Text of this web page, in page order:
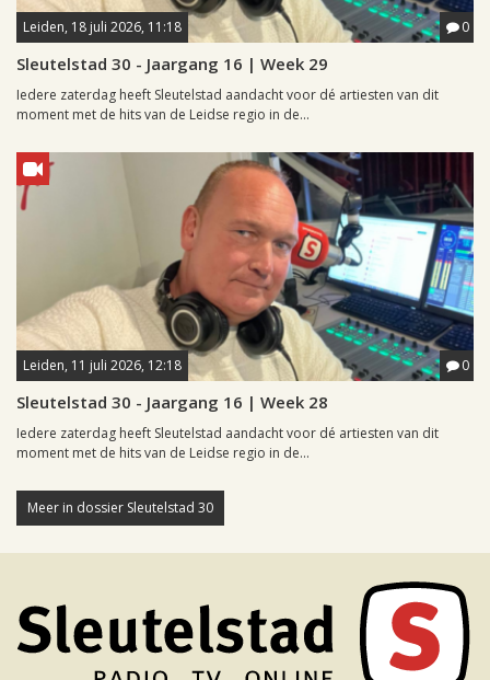
Leiden, 18 juli 2026, 11:18 0
Sleutelstad 30 - Jaargang 16 | Week 29
Iedere zaterdag heeft Sleutelstad aandacht voor dé artiesten van dit
moment met de hits van de Leidse regio in de...
Leiden, 11 juli 2026, 12:18 0
Sleutelstad 30 - Jaargang 16 | Week 28
Iedere zaterdag heeft Sleutelstad aandacht voor dé artiesten van dit
moment met de hits van de Leidse regio in de...
Meer in dossier Sleutelstad 30